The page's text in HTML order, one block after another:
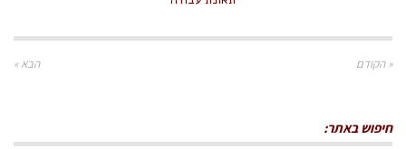
« הקודם הבא »
חיפוש באתר: